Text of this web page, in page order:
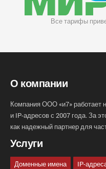
Все тарифы
О компании
Компания ООО «и7» работает
и IP-адресов с 2007 года. За
как надежный партнер для
Услуги
Доменные имена IP-